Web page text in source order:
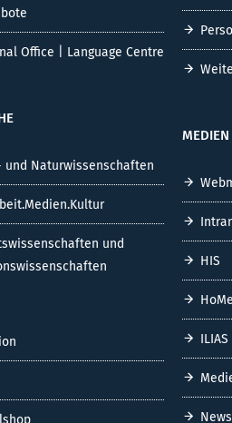
Office | Language Centre
und Naturwissenschaften
und
MEDIEN
HIS
ILIAS